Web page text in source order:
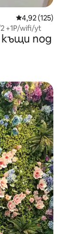
Средна
4,92 (125)
+1P/wifi/yt
под